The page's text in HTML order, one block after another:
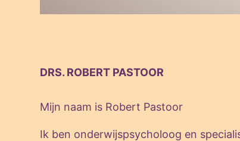
DRS. ROBERT PASTOOR
Mijn naam is Robert Pastoor
Ik ben onderwijspsycholoog en